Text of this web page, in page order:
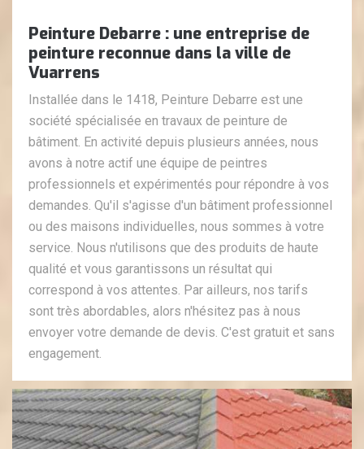
Peinture Debarre : une entreprise de
peinture reconnue dans la ville de
Vuarrens
Installée dans le 1418, Peinture Debarre est une
société spécialisée en travaux de peinture de
bâtiment. En activité depuis plusieurs années, nous
avons à notre actif une équipe de peintres
professionnels et expérimentés pour répondre à vos
demandes. Qu'il s'agisse d'un bâtiment professionnel
ou des maisons individuelles, nous sommes à votre
service. Nous n'utilisons que des produits de haute
qualité et vous garantissons un résultat qui
correspond à vos attentes. Par ailleurs, nos tarifs
sont très abordables, alors n'hésitez pas à nous
envoyer votre demande de devis. C'est gratuit et sans
engagement.